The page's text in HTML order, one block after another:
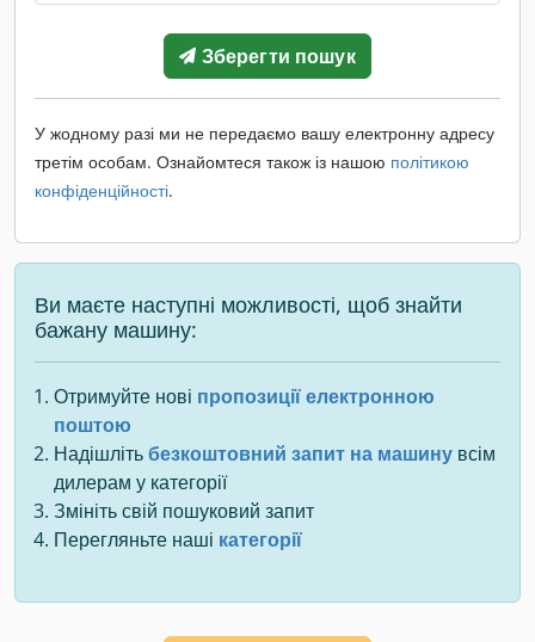
Зберегти пошук
У жодному разі ми не передаємо вашу електронну адресу
третім особам. Ознайомтеся також із нашою політикою
конфіденційності.
Ви маєте наступні можливості, щоб знайти
бажану машину:
Отримуйте нові пропозиції електронною
поштою
Надішлітьбезкоштовний запит на машину всім
дилерам у категорії
Змініть свій пошуковий запит
Перегляньте наші категорії